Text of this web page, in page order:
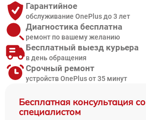
Бесплатная консультация со
специалистом
Гарантийное
обслуживание OnePlus до 3 лет
Диагностика бесплатна
ремонт по вашему желанию
Бесплатный выезд курьера
в день обращения
Срочный ремонт
устройств OnePlus от 35 минут